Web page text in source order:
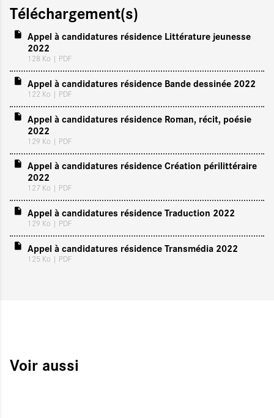
Téléchargement(s)
Appel à candidatures résidence Littérature jeunesse
2022
128 Ko | PDF
Appel à candidatures résidence Bande dessinée 2022
122 Ko | PDF
Appel à candidatures résidence Roman, récit, poésie
2022
129 Ko | PDF
Appel à candidatures résidence Création périlittéraire
2022
127 Ko | PDF
Appel à candidatures résidence Traduction 2022
129 Ko | PDF
Appel à candidatures résidence Transmédia 2022
125 Ko | PDF
Voir aussi